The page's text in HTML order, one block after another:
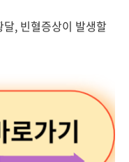
, 빈혈증상이 발생할